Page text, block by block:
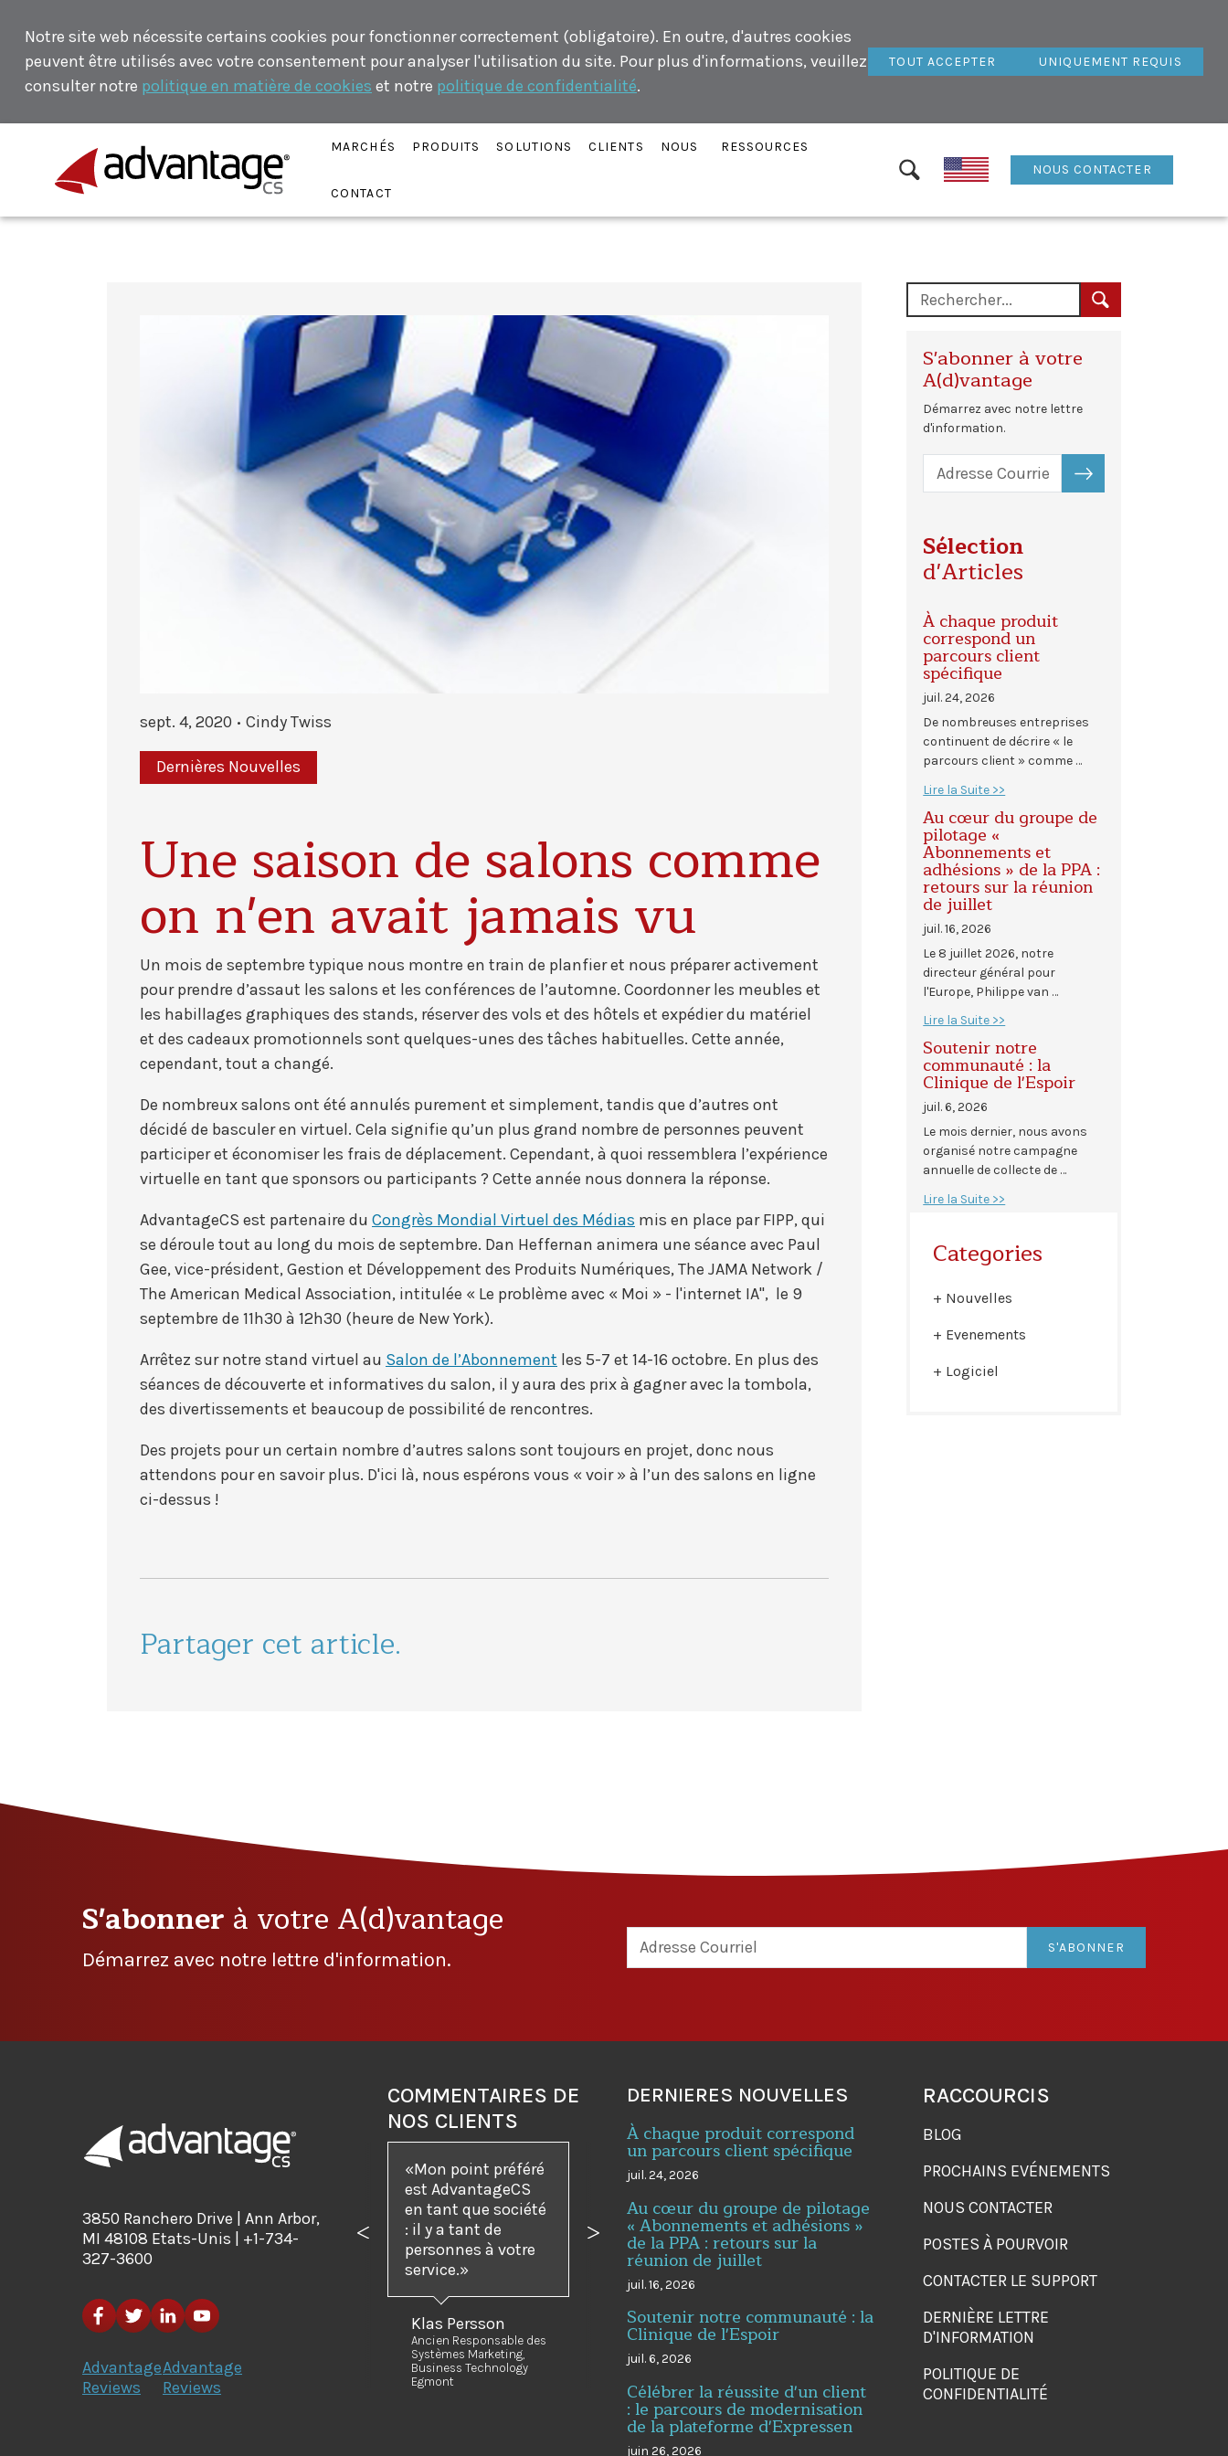
Notre site web nécessite certains cookies pour fonctionner correctement (obligatoire). En outre, d'autres cookies
peuvent être utilisés avec votre consentement pour analyser l'utilisation du site. Pour plus d'informations, veuillez
consulter notre politique en matière de cookies et notre politique de confidentialité.
TOUT ACCEPTER UNIQUEMENT REQUIS
MARCHÉS PRODUITS SOLUTIONS CLIENTS NOUS RESSOURCES
CONTACT
NOUS CONTACTER
sept. 4, 2020 Cindy Twiss
Dernières Nouvelles
Une saison de salons comme
on n'en avait jamais vu
Un mois de septembre typique nous montre en train de planfier et nous préparer activement
pour prendre d’assaut les salons et les conférences de l’automne. Coordonner les meubles et
les habillages graphiques des stands, réserver des vols et des hôtels et expédier du matériel
et des cadeaux promotionnels sont quelques-unes des tâches habituelles. Cette année,
cependant, tout a changé.
De nombreux salons ont été annulés purement et simplement, tandis que d’autres ont
décidé de basculer en virtuel. Cela signifie qu’un plus grand nombre de personnes peuvent
participer et économiser les frais de déplacement. Cependant, à quoi ressemblera l’expérience
virtuelle en tant que sponsors ou participants ? Cette année nous donnera la réponse.
AdvantageCS est partenaire du Congrès Mondial Virtuel des Médias mis en place par FIPP, qui
se déroule tout au long du mois de septembre. Dan Heffernan animera une séance avec Paul
Gee, vice-président, Gestion et Développement des Produits Numériques, The JAMA Network /
The American Medical Association, intitulée « Le problème avec « Moi » - l'internet IA", le 9
septembre de 11h30 à 12h30 (heure de New York).
Arrêtez sur notre stand virtuel au Salon de l’Abonnement les 5-7 et 14-16 octobre. En plus des
séances de découverte et informatives du salon, il y aura des prix à gagner avec la tombola,
des divertissements et beaucoup de possibilité de rencontres.
Des projets pour un certain nombre d’autres salons sont toujours en projet, donc nous
attendons pour en savoir plus. D'ici là, nous espérons vous « voir » à l’un des salons en ligne
ci-dessus !
Partager cet article.
S'abonner à votre
A(d)vantage
Démarrez avec notre lettre
d'information.
S'ABONNER
Sélection
d'Articles
À chaque produit
correspond un
parcours client
spécifique
juil. 24, 2026
De nombreuses entreprises
continuent de décrire « le
parcours client » comme …
Lire la Suite >>
Au cœur du groupe de
pilotage «
Abonnements et
adhésions » de la PPA :
retours sur la réunion
de juillet
juil. 16, 2026
Le 8 juillet 2026, notre
directeur général pour
l'Europe, Philippe van …
Lire la Suite >>
Soutenir notre
communauté : la
Clinique de l'Espoir
juil. 6, 2026
Le mois dernier, nous avons
organisé notre campagne
annuelle de collecte de …
Lire la Suite >>
Categories
Nouvelles
Evenements
Logiciel
S'abonner à votre A(d)vantage
Démarrez avec notre lettre d'information.
S'ABONNER
3850 Ranchero Drive | Ann Arbor,
MI 48108 Etats-Unis | +1-734-
327-3600
Advantage
Reviews
Advantage
Reviews
COMMENTAIRES DE
NOS CLIENTS
Mon point préféré
est AdvantageCS
en tant que société
: il y a tant de
personnes à votre
service.
Klas Persson
Ancien Responsable des
Systèmes Marketing,
Business Technology
Egmont
Précédent Suivant
DERNIERES NOUVELLES
À chaque produit correspond
un parcours client spécifique
juil. 24, 2026
Au cœur du groupe de pilotage
« Abonnements et adhésions »
de la PPA : retours sur la
réunion de juillet
juil. 16, 2026
Soutenir notre communauté : la
Clinique de l'Espoir
juil. 6, 2026
Célébrer la réussite d'un client
: le parcours de modernisation
de la plateforme d'Expressen
juin 26, 2026
RACCOURCIS
BLOG
PROCHAINS EVÉNEMENTS
NOUS CONTACTER
POSTES À POURVOIR
CONTACTER LE SUPPORT
DERNIÈRE LETTRE
D'INFORMATION
POLITIQUE DE
CONFIDENTIALITÉ